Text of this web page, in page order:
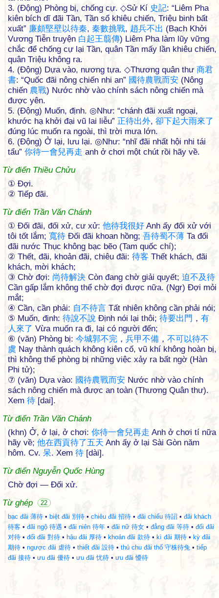
3. (Động) Phòng bị, chống cự. ◇Sử Kí 史記: “Liêm Pha
kiên bích dĩ đãi Tần, Tần sổ khiêu chiến, Triệu binh bất
xuất” 廉頗堅壁以待秦, 秦數挑戰, 趙兵不出 (Bạch Khởi
Vương Tiễn truyện 白 起王翦傳) Liêm Pha làm lũy vững
chắc để chống cự lại Tần, quân Tần mấy lần khiêu chiến,
quân Triệu không ra.
4. (Động) Dựa vào, nương tựa. ◇Thương quân thư 商君
書: “Quốc đãi nông chiến nhi an” 國待農戰而安 (Nông
chiến 農戰) Nước nhờ vào chính sách nông chiến mà
được yên.
5. (Động) Muốn, định. ◎Như: “chánh đãi xuất ngoại,
khước hạ khởi đại vũ lai liễu” 正待出外, 卻下起大雨來了
đúng lúc muốn ra ngoài, thì trời mưa lớn.
6. (Động) Ở lại, lưu lại. ◎Như: “nhĩ đãi nhất hội nhi tái
tẩu” 你待一會兒再走 anh ở chơi một chút rồi hãy về.
Từ điển Thiều Chửu
① Ðợi.
② Tiếp đãi.
Từ điển Trần Văn Chánh
① Đối đãi, đối xử, cư xử: 他待我很好 Anh ấy đối xử với
tôi tốt lắm; 寬待 Đối đãi khoan hồng; 吾待蜀不薄 Ta đối
đãi nước Thục không bạc bẽo (Tam quốc chí);
② Thết, đãi, khoản đãi, chiêu đãi: 待客 Thết khách, đãi
khách, mời khách;
③ Chờ đợi: 尚待解決 Còn đang chờ giải quyết; 迫不及待
Cần gấp lắm không thể chờ đợi được nữa. (Ngr) Đợi mỏi
mắt;
④ Cần, cần phải: 自不待言 Tất nhiên không cần phải nói;
⑤ Muốn, định: 待說不說 Định nói lại thôi; 待要出 門 ， 有
人來了 Vừa muốn ra đi, lại có người đến;
⑥ (văn) Phòng bị: 今城郭不完 ， 兵甲不備 ， 不可以待不
虞 Nay thành quách không kiên cố, vũ khí không hoàn bị,
thì không thể phòng bị những việc xảy ra bất ngờ (Hàn
Phi tử);
⑦ (văn) Dựa vào: 國待農戰而安 Nước nhờ vào chính
sách nông chiến mà được an toàn (Thương Quân thư).
Xem 待 [dai].
Từ điển Trần Văn Chánh
(khn) Ở, ở lại, ở chơi: 你待一會兒再走 Anh ở chơi tí nữa
hãy về; 他在西貢待了五天 Anh ấy ở lại Sài Gòn năm
hôm. Cv. 呆. Xem 待 [dài].
Từ điển Nguyễn Quốc Hùng
Chờ đợi — Đối xử.
Từ ghép
22
bạc đãi 薄待 • biệt đãi 別待 • chiêu đãi 招待 • đãi chiếu 待詔 • đãi khách
待客 • đãi ngộ 待遇 • đãi niên 待年 • đãi nữ 待女 • đẳng đãi 等待 • đối đãi
对待 • đối đãi 對待 • hậu đãi 厚待 • khoản đãi 款待 • kì đãi 期待 • kỳ đãi
期待 • ngược đãi 虐待 • thiết đãi 設待 • thủ chu đãi thố 守株待兔 • tiếp
đãi 接待 • ưu đãi 優待 • ưu đãi 忧待 • ưu đãi 懮待